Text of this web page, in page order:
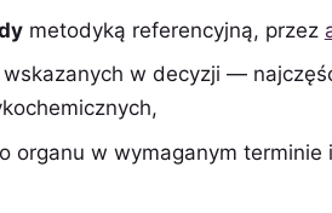
metodyką referencyjną, przez
w decyzji —
organu w wymaganym terminie